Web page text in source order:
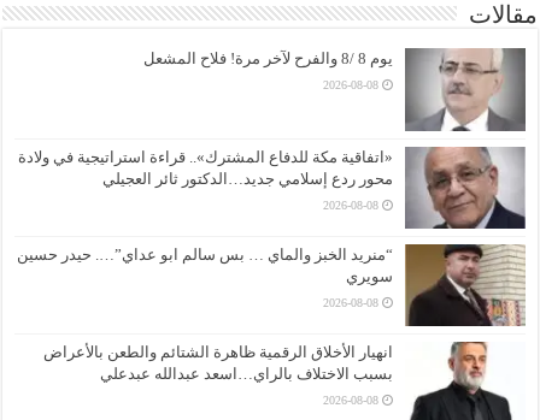
مقالات
يوم 8 /8 والفرح لآخر مرة! فلاح المشعل
2026-08-08
«اتفاقية مكة للدفاع المشترك».. قراءة استراتيجية في ولادة
محور ردع إسلامي جديد…الدكتور ثائر العجيلي
2026-08-08
“منريد الخبز والماي … بس سالم ابو عداي”…. حيدر حسين
سويري
2026-08-08
انهيار الأخلاق الرقمية ظاهرة الشتائم والطعن بالأعراض
بسبب الاختلاف بالراي…اسعد عبدالله عبدعلي
2026-08-08